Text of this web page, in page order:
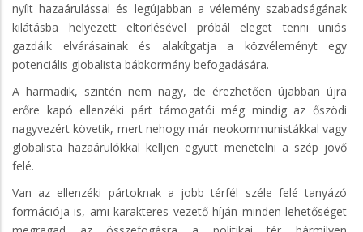
nyílt hazaárulással és legújabban a vélemény szabadságának
kilátásba helyezett eltörlésével próbál eleget tenni uniós
gazdáik elvárásainak és alakítgatja a közvéleményt egy
potenciális globalista bábkormány befogadására.
A harmadik, szintén nem nagy, de érezhetően újabban újra
erőre kapó ellenzéki párt támogatói még mindig az őszödi
nagyvezért követik, mert nehogy már neokommunistákkal vagy
globalista hazaárulókkal kelljen együtt menetelni a szép jövő
felé.
Van az ellenzéki pártoknak a jobb térfél széle felé tanyázó
formációja is, ami karakteres vezető híján minden lehetőséget